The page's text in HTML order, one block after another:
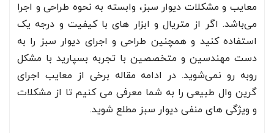
معایب و مشکلات دیوار سبز، وابسته به نحوه طراحی و اجرا
می‌باشد. اگر از متریال و ابزار های با کیفیت و درجه یک
استفاده کنید و همچنین طراحی و اجرای دیوار سبز را به
دست مهندسین و متخصصین با تجربه بسپارید با مشکل
روبه رو نمی‌شوید. در ادامه مقاله برخی از معایب اجرای
گرین وال طبیعی را به شما معرفی می کنیم تا از مشکلات
و ویژگی های منفی دیوار سبز مطلع شوید.